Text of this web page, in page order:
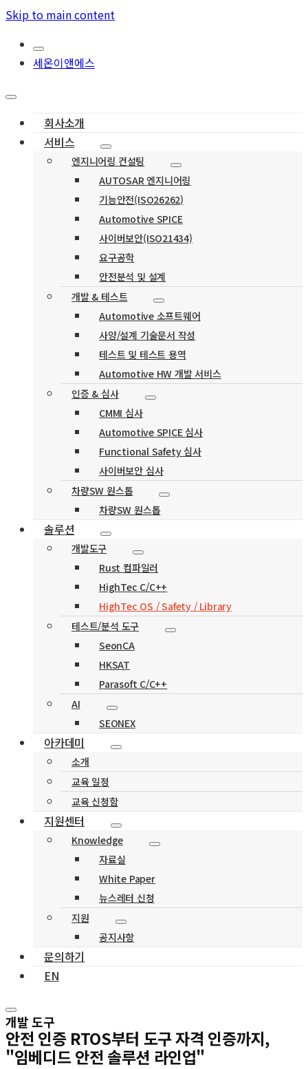
Skip to main content
세온이앤에스
회사소개
서비스
엔지니어링 컨설팅
AUTOSAR 엔지니어링
기능안전(ISO26262)
Automotive SPICE
사이버보안(ISO21434)
요구공학
안전분석 및 설계
개발 & 테스트
Automotive 소프트웨어
사양/설계 기술문서 작성
테스트 및 테스트 용역
Automotive HW 개발 서비스
인증 & 심사
CMMI 심사
Automotive SPICE 심사
Functional Safety 심사
사이버보안 심사
차량SW 원스톱
차량SW 원스톱
솔루션
개발도구
Rust 컴파일러
HighTec C/C++
HighTec OS / Safety / Library
테스트/분석 도구
SeonCA
HKSAT
Parasoft C/C++
AI
SEONEX
아카데미
소개
교육 일정
교육 신청함
지원센터
Knowledge
자료실
White Paper
뉴스레터 신청
지원
공지사항
문의하기
EN
개발 도구
안전 인증 RTOS부터 도구 자격 인증까지,
"임베디드 안전 솔루션 라인업"